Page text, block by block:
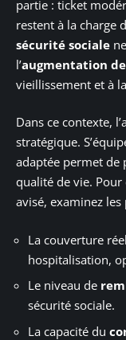
partie : ticket
restent à la charge
sécurité sociale
l’augmentation
vieillissement et à
Dans ce contexte,
stratégique.
adaptée permet de
qualité de vie.
avisé, examinez
La couverture
hospitalisation,
Le niveau de
sécurité sociale.
La capacité du